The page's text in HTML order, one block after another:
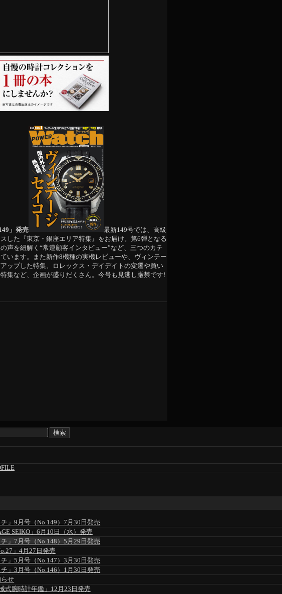
」発売
最新149号では、高級
した『東京・銀座エリア特集』をお届け。第6弾となる
声を紐解く“常連顧客インタビュー”など、三つのカテ
います。また新作8機種の実機レビューや、ヴィンテー
ップした特集、ロレックス・デイデイトの変遷や買い
集など、企画が盛りだくさん。今号も見逃し厳禁です!
チ」9月号（No.149）7月30日発売
SEIKO」6月10日（水）発売
チ」7月号（No.148）5月29日発売
」4月27日発売
チ」5月号（No.147）3月30日発売
チ」3月号（No.146）1月30日発売
せ
式腕時計年鑑」12月23日発売